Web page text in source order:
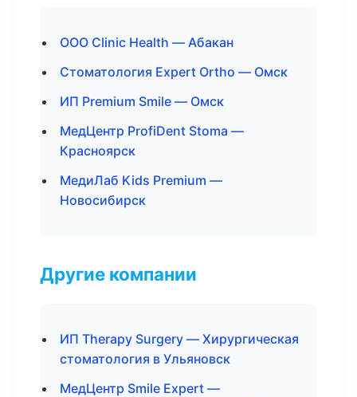
ООО Clinic Health — Абакан
Стоматология Expert Ortho — Омск
ИП Premium Smile — Омск
МедЦентр ProfiDent Stoma —
Красноярск
МедиЛаб Kids Premium —
Новосибирск
Другие компании
ИП Therapy Surgery — Хирургическая
стоматология в Ульяновск
МедЦентр Smile Expert —